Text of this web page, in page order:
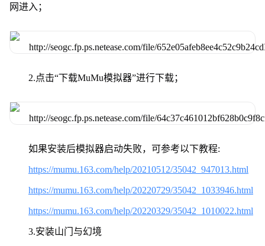
网进入；
2.点击“下载MuMu模拟器”进行下载；
如果安装后模拟器启动失败，可参考以下教程:
https://mumu.163.com/help/20210512/35042_947013.html
https://mumu.163.com/help/20220729/35042_1033946.html
https://mumu.163.com/help/20220329/35042_1010022.html
3.安装山门与幻境